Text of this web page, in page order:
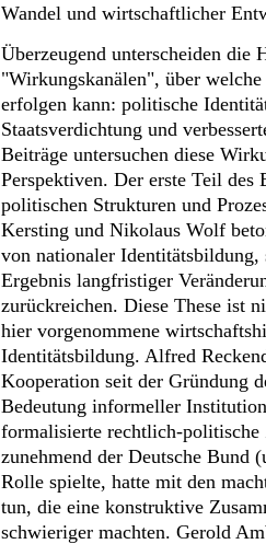
Wandel und wirtschaftlicher
Überzeugend unterscheiden die
"Wirkungskanälen", über
erfolgen kann: politische
Staatsverdichtung und
Beiträge untersuchen diese
Perspektiven. Der erste Teil des
politischen Strukturen und
Kersting und Nikolaus Wolf
von nationaler Identitätsbildung,
Ergebnis langfristiger
zurückreichen. Diese These ist
hier vorgenommene
Identitätsbildung. Alfred
Kooperation seit der Gründung
Bedeutung informeller
formalisierte rechtlich-politische
zunehmend der Deutsche Bund
Rolle spielte, hatte mit den
tun, die eine konstruktive
schwieriger machten. Gerold